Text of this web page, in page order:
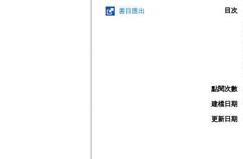
書目匯出
目次
點閱次數
建檔日期
更新日期